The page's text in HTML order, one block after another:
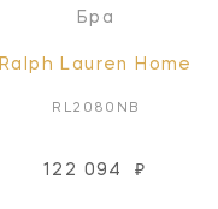
Бра
Ralph Lauren Home
RL2080NB
122 094 ₽